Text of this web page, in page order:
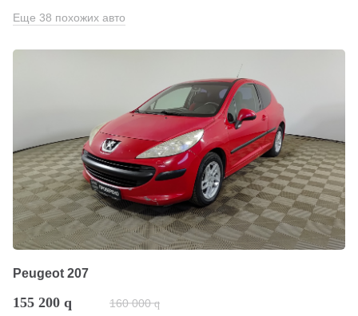
Еще 38 похожих авто
Peugeot 207
155 200 q 160 000 q